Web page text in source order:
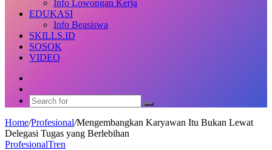
Info Lowongan Kerja
EDUKASI
Info Beasiswa
SKILLS.ID
SOSOK
VIDEO
skin
Search
for
Home/Profesional/Mengembangkan Karyawan Itu Bukan Lewat
Delegasi Tugas yang Berlebihan
ProfesionalTren